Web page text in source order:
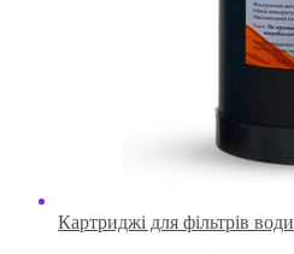
Картриджі для фільтрів води